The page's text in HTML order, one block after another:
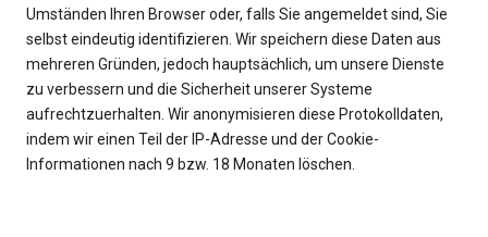
Umständen Ihren Browser oder, falls Sie angemeldet sind, Sie
selbst eindeutig identifizieren. Wir speichern diese Daten aus
mehreren Gründen, jedoch hauptsächlich, um unsere Dienste
zu verbessern und die Sicherheit unserer Systeme
aufrechtzuerhalten. Wir anonymisieren diese Protokolldaten,
indem wir einen Teil der IP-Adresse und der Cookie-
Informationen nach 9 bzw. 18 Monaten löschen.